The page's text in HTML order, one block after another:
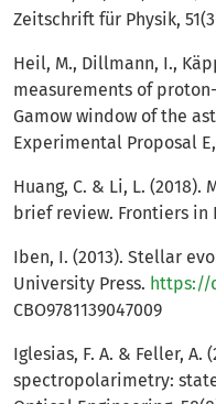
Zeitschrift für Physik,
Heil, M., Dillmann, I.,
measurements of
Gamow window of the
Experimental Proposal
Huang, C. & Li, L.
brief review. Frontiers in
Iben, I. (2013). Stellar
University Press. https://
CBO9781139047009
Iglesias, F. A. & Feller,
spectropolarimetry: